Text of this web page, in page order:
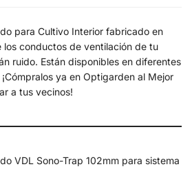
para Cultivo Interior fabricado en
los conductos de ventilación de tu
ruido. Están disponibles en diferentes
ya en Optigarden al Mejor
a tus vecinos!
VDL Sono-Trap 102mm para sistema